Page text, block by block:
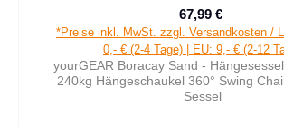
Verkaufspreis:
67,99 €
*Preise inkl. MwSt. zzgl. Versandkosten /
0,- € (2-4 Tage) | EU: 9,- € (2-12
yourGEAR Boracay Sand -
240kg Hängeschaukel 360° Swing
Sessel